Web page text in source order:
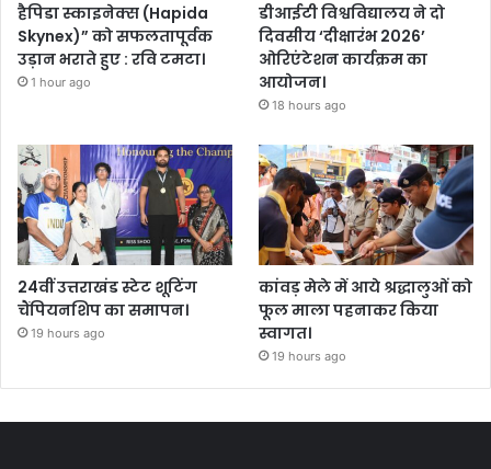
हैपिडा स्काइनेक्स (Hapida
Skynex)” को सफलतापूर्वक
उड़ान भराते हुए : रवि टमटा।
1 hour ago
डीआईटी विश्वविद्यालय ने दो
दिवसीय ‘दीक्षारंभ 2026’
ओरिएंटेशन कार्यक्रम का
आयोजन।
18 hours ago
24वीं उत्तराखंड स्टेट शूटिंग
चैंपियनशिप का समापन।
19 hours ago
कांवड़ मेले में आये श्रद्धालुओं को
फूल माला पहनाकर किया
स्वागत।
19 hours ago